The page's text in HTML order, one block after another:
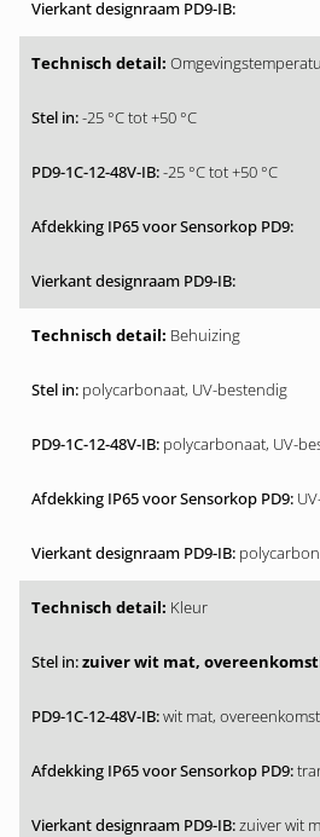
-25 °C tot +50 °C
-25 °C tot +50 °C
Behuizing
polycarbonaat, UV-bestendig
polycarbonaat, UV-
Kleur
zuiver wit mat,
wit mat,
zuiver wit